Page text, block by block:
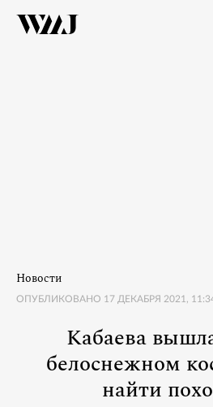
Новости
ОПУБЛИКОВАНО 17 ДЕКАБРЯ 2021,
Кабаева
белоснежном
найти